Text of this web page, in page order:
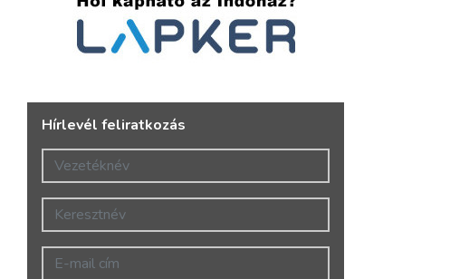
Hírlevél feliratkozás
Vezetéknév
Keresztnév
E-mail cím